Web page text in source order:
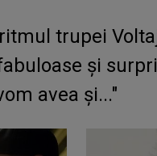
trupei
și
avea și..."